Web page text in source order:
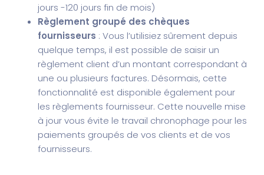
jours -120 jours fin de mois)
Règlement groupé des chèques
fournisseurs : Vous l’utilisiez sûrement depuis
quelque temps, il est possible de saisir un
règlement client d’un montant correspondant à
une ou plusieurs factures. Désormais, cette
fonctionnalité est disponible également pour
les règlements fournisseur. Cette nouvelle mise
à jour vous évite le travail chronophage pour les
paiements groupés de vos clients et de vos
fournisseurs.